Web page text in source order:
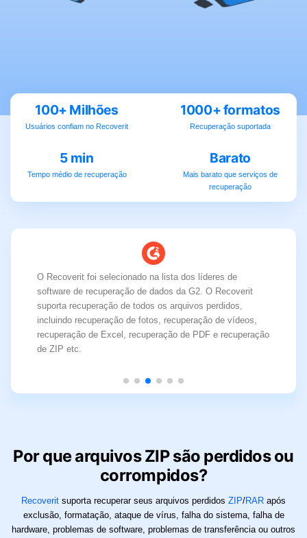
Outros Produtos
100+ Milhões
Usuários confiam no Recoverit
1000+ formatos
Recuperação suportada
5 min
Tempo médio de recuperação
Barato
Mais barato que serviços de
recuperação
O Recoverit foi selecionado na lista dos líderes de
software de recuperação de dados da G2. O Recoverit
suporta recuperação de todos os arquivos perdidos,
incluindo recuperação de fotos, recuperação de vídeos,
recuperação de Excel, recuperação de PDF e recuperação
de ZIP etc.
Por que arquivos ZIP são perdidos ou
corrompidos?
Recoverit suporta recuperar seus arquivos perdidos ZIP/RAR após
exclusão, formatação, ataque de vírus, falha do sistema, falha de
hardware, problemas de software, problemas de transferência ou outros